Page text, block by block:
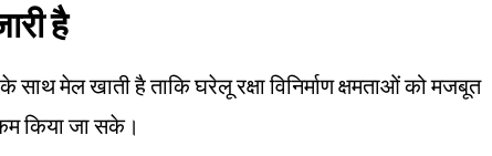
है
साथ मेल खाती है ताकि घरेलू रक्षा विनिर्माण क्षमताओं को मजबूत
किया जा सके।